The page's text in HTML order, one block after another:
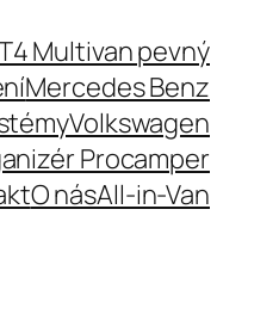
Multivan pevný
Mercedes Benz
Volkswagen
Procamper
O násAll-in-Van